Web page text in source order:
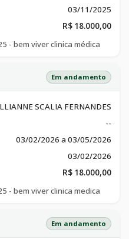
03/11/2025
R$ 18.000,00
- bem viver clinica médica
Em andamento
SCALIA FERNANDES
--
03/02/2026 a 03/05/2026
03/02/2026
R$ 18.000,00
- bem viver clinica medica
Em andamento